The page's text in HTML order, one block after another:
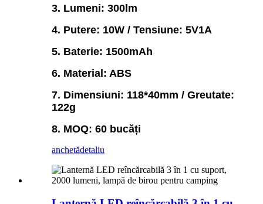
3. Lumeni: 300lm
4. Putere: 10W / Tensiune: 5V1A
5. Baterie: 1500mAh
6. Material: ABS
7. Dimensiuni: 118*40mm / Greutate:
122g
8. MOQ: 60 bucăți
anchetădetaliu